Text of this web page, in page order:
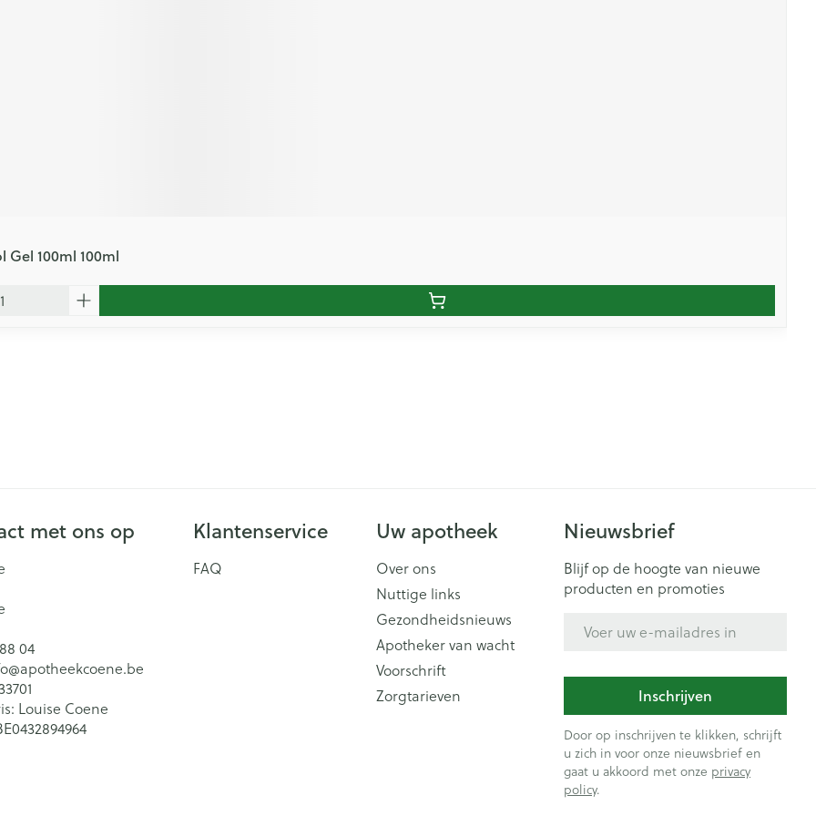
Gel 100ml 100ml
met ons op
04
apotheekcoene.be
Louise Coene
Klantenservice
FAQ
Uw apotheek
Over ons
Nuttige links
Gezondheidsnieuws
Apotheker van wacht
Voorschrift
Zorgtarieven
Nieuwsbrief
Blijf op de hoogte van nieuwe
producten en promoties
Inschrijven
Door op inschrijven te klikken, schrijft
u zich in voor onze nieuwsbrief en
gaat u akkoord met onze privacy
policy.